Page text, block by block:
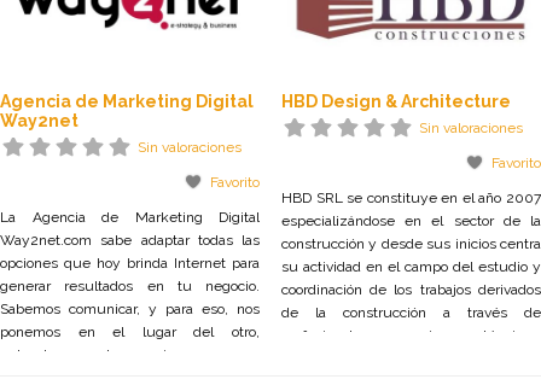
Agencia de Marketing Digital
Way2net
Sin valoraciones
Favorito
La Agencia de Marketing Digital
Way2net.com sabe adaptar todas las
opciones que hoy brinda Internet para
generar resultados en tu negocio.
Sabemos comunicar, y para eso, nos
ponemos en el lugar del otro,
entendemos el negocio, pensamos
HBD Design & Architecture
Sin valoraciones
Favorito
HBD SRL se constituye en el año 2007
especializándose en el sector de la
construcción y desde sus inicios centra
su actividad en el campo del estudio y
coordinación de los trabajos derivados
de la construcción a través de
profesionales propios, técnicos,